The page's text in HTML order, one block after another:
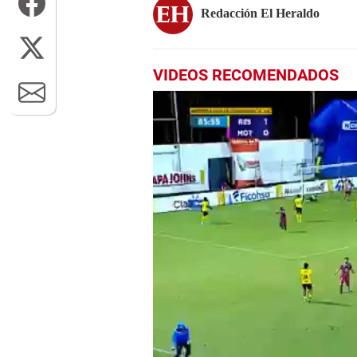
Redacción El Heraldo
VIDEOS RECOMENDADOS